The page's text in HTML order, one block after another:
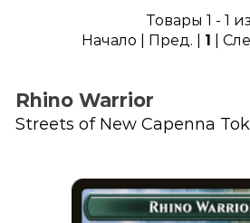
Товары 1 - 1 из
Начало | Пред. | 1 |
Rhino Warrior
Streets of New Capenna